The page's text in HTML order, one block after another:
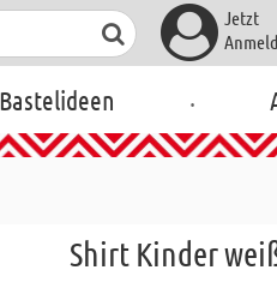
Jetzt
Bastelideen .
Shirt Kinder